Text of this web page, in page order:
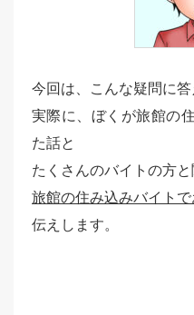
今回は、こんな疑問に答
実際に、ぼくが旅館の
た話と
たくさんのバイトの方
旅館の住み込みバイト
伝えします。